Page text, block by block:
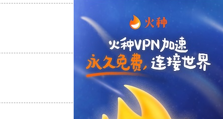
支持[0] 反对
支持